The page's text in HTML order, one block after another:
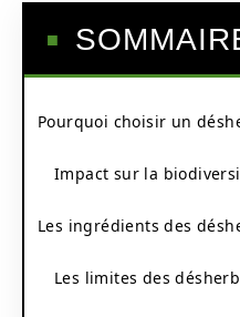
Pourquoi choisir un
Impact sur la
Les ingrédients des
Les limites des